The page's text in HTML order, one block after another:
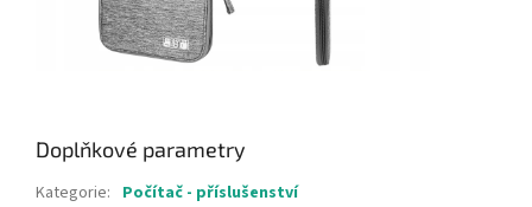
Doplňkové parametry
Kategorie: Počítač - příslušenství